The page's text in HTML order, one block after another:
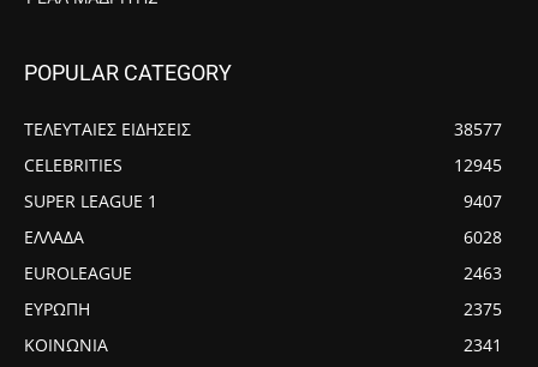
POPULAR CATEGORY
ΤΕΛΕΥΤΑΙΕΣ ΕΙΔΗΣΕΙΣ
38577
CELEBRITIES
12945
SUPER LEAGUE 1
9407
ΕΛΛΑΔΑ
6028
EUROLEAGUE
2463
ΕΥΡΩΠΗ
2375
ΚΟΙΝΩΝΙΑ
2341